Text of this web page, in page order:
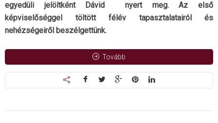
egyedüli jelöltként Dávid nyert meg. Az első
képviselőséggel töltött félév tapasztalatairól és
nehézségeiről beszélgettünk.
Tovább